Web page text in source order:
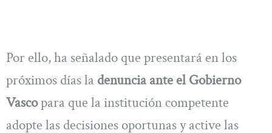
Por ello, ha señalado que presentará en los
próximos días la denuncia ante el Gobierno
Vascopara que la institución competente
adopte las decisiones oportunas y active las